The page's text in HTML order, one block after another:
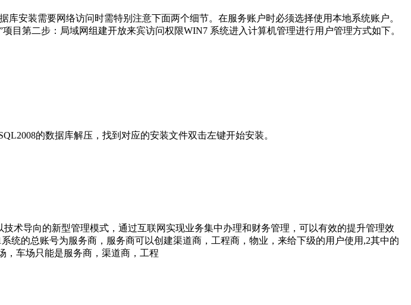
安装需要网络访问时需特别注意下面两个细节。在服务账户时必须选择使用本地系统账户。
目第二步：局域网组建开放来宾访问权限WIN7 系统进入计算机管理进行用户管理方式如下。
的数据库解压，找到对应的安装文件双击左键开始安装。
术导向的新型管理模式，通过互联网实现业务集中办理和财务管理，可以有效的提升管理效
统的总账号为服务商，服务商可以创建渠道商，工程商，物业，来给下级的用户使用,2其中的
，车场只能是服务商，渠道商，工程